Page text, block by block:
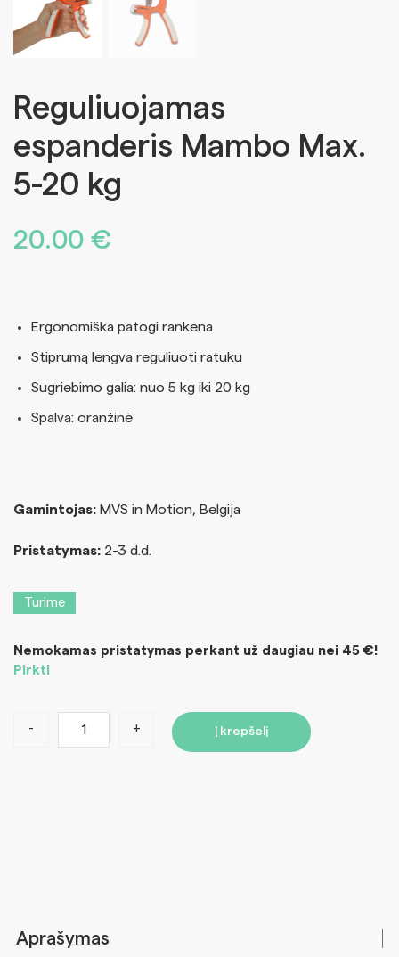
Reguliuojamas
espanderis Mambo Max.
5-20 kg
20.00 €
Ergonomiška patogi rankena
Stiprumą lengva reguliuoti ratuku
Sugriebimo galia: nuo 5 kg iki 20 kg
Spalva: oranžinė
Gamintojas: MVS in Motion, Belgija
Pristatymas: 2-3 d.d.
Turime
Nemokamas pristatymas perkant už daugiau nei 45 €!
Pirkti
- + Į krepšelį
Aprašymas